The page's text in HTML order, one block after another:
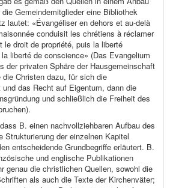
Gemeindemitglieder eine Bibliothek
lautet: «Évangéliser en dehors et au-delà
conduisit les chrétiens à réclamer
le droit de propriété, puis la liberté
liberté de conscience» (Das Evangelium
der privaten Sphäre der Hausgemeinschaft
Christen dazu, für sich die
das Recht auf Eigentum, dann die
und schließlich die Freiheit des
B. einen nachvollziehbaren Aufbau des
Strukturierung der einzelnen Kapitel
entscheidende Grundbegriffe erläutert. B.
und englische Publikationen
genau die christlichen Quellen, sowohl die
als auch die Texte der Kirchenväter;